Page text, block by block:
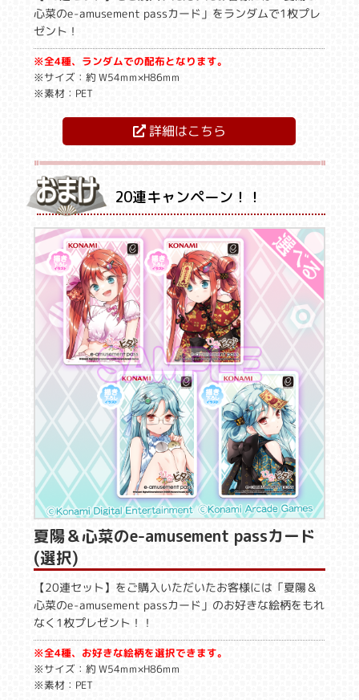
心菜のe-amusement passカード」をランダムで1枚プレ
ゼント！
※全4種、ランダムでの配布となります。
※サイズ：約 W54mm×H86mm
※素材：PET
詳細はこちら
20連キャンペーン！！
夏陽＆心菜のe-amusement passカード
(選択)
【20連セット】をご購入いただいたお客様には「夏陽＆
心菜のe-amusement passカード」のお好きな絵柄をもれ
なく1枚プレゼント！！
※全4種、お好きな絵柄を選択できます。
※サイズ：約 W54mm×H86mm
※素材：PET